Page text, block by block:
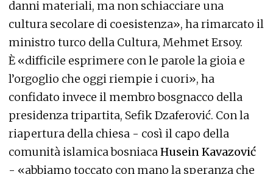
danni materiali, ma non schiacciare una
cultura secolare di coesistenza», ha rimarcato il
ministro turco della Cultura, Mehmet Ersoy.
È «difficile esprimere con le parole la gioia e
l’orgoglio che oggi riempie i cuori», ha
confidato invece il membro bosgnacco della
presidenza tripartita, Sefik Dzaferović. Con la
riapertura della chiesa - così il capo della
comunità islamica bosniacaHusein Kavazović
- «abbiamo toccato con mano la speranza che